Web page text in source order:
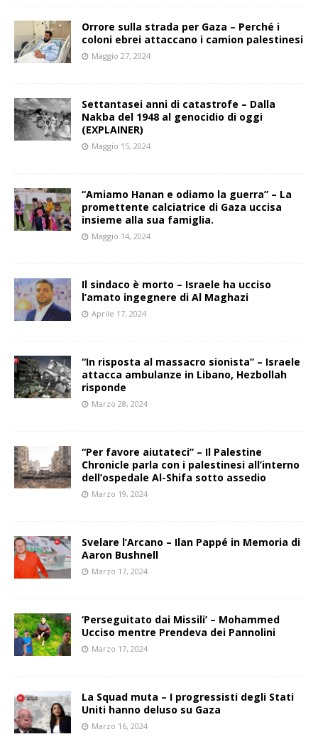
Orrore sulla strada per Gaza – Perché i
coloni ebrei attaccano i camion palestinesi
Maggio 27, 2024
Settantasei anni di catastrofe – Dalla
Nakba del 1948 al genocidio di oggi
(EXPLAINER)
Maggio 15, 2024
“Amiamo Hanan e odiamo la guerra” – La
promettente calciatrice di Gaza uccisa
insieme alla sua famiglia.
Maggio 14, 2024
Il sindaco è morto – Israele ha ucciso
l’amato ingegnere di Al Maghazi
Aprile 17, 2024
“In risposta al massacro sionista” – Israele
attacca ambulanze in Libano, Hezbollah
risponde
Marzo 28, 2024
“Per favore aiutateci” – Il Palestine
Chronicle parla con i palestinesi all’interno
dell’ospedale Al-Shifa sotto assedio
Marzo 19, 2024
Svelare l’Arcano – Ilan Pappé in Memoria di
Aaron Bushnell
Marzo 17, 2024
‘Perseguitato dai Missili’ – Mohammed
Ucciso mentre Prendeva dei Pannolini
Marzo 17, 2024
La Squad muta – I progressisti degli Stati
Uniti hanno deluso su Gaza
Marzo 16, 2024